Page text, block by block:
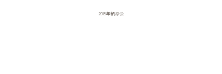
2015年納涼会